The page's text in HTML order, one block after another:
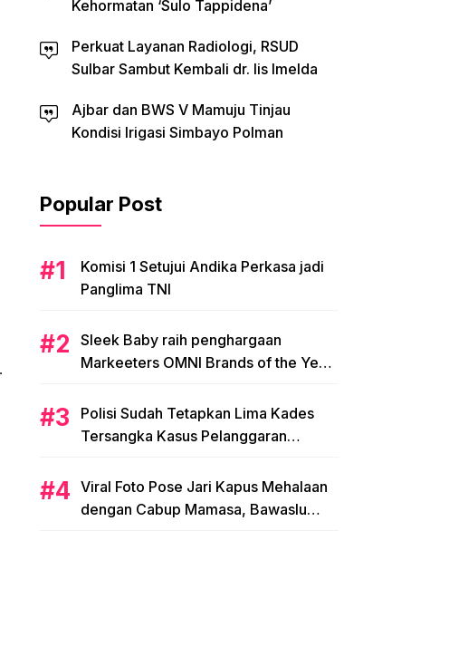
Kehormatan ‘Sulo Tappidena’
Perkuat Layanan Radiologi, RSUD
Sulbar Sambut Kembali dr. Iis Imelda
Ajbar dan BWS V Mamuju Tinjau
Kondisi Irigasi Simbayo Polman
Popular Post
Komisi 1 Setujui Andika Perkasa jadi
Panglima TNI
Sleek Baby raih penghargaan
Markeeters OMNI Brands of the Year
Polisi Sudah Tetapkan Lima Kades
Tersangka Kasus Pelanggaran
Viral Foto Pose Jari Kapus Mehalaan
dengan Cabup Mamasa, Bawaslu